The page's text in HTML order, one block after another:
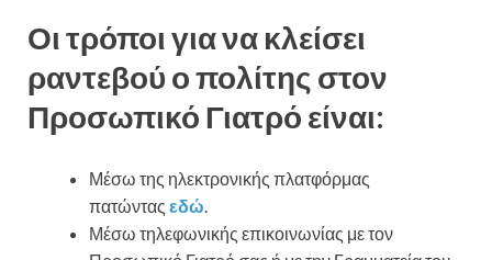
Οι τρόποι για να κλείσει
ραντεβού ο πολίτης στον
Προσωπικό Γιατρό είναι:
Μέσω της ηλεκτρονικής πλατφόρμας
πατώντας εδώ
Μέσω τηλεφωνικής επικοινωνίας με τον